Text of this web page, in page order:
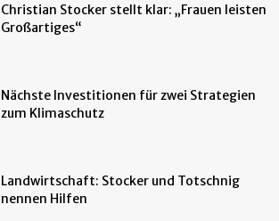
Christian Stocker stellt klar: „Frauen leisten
Großartiges“
Nächste Investitionen für zwei Strategien
zum Klimaschutz
Landwirtschaft: Stocker und Totschnig
nennen Hilfen